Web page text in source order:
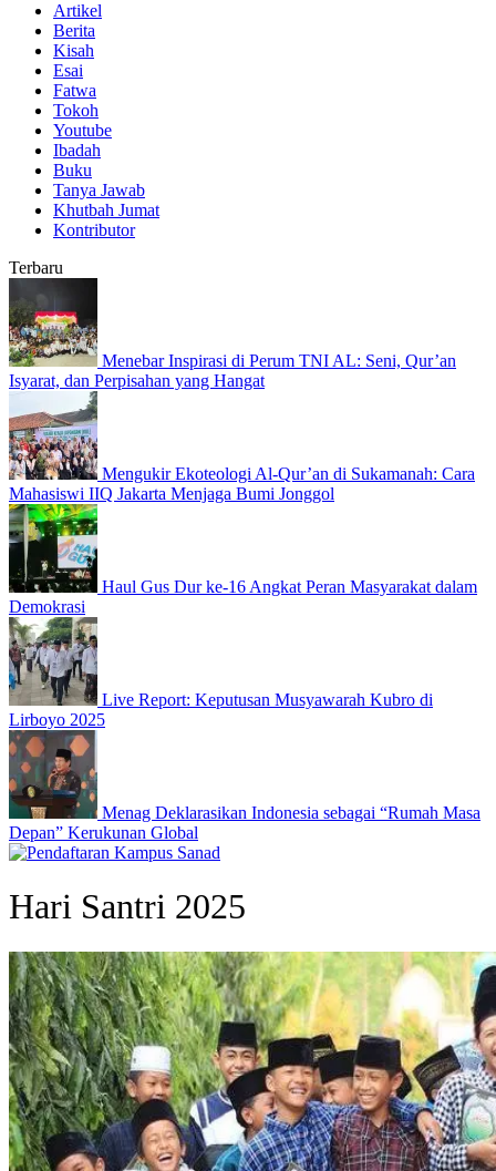
Artikel
Berita
Kisah
Esai
Fatwa
Tokoh
Youtube
Ibadah
Buku
Tanya Jawab
Khutbah Jumat
Kontributor
Terbaru
Menebar Inspirasi di Perum TNI AL: Seni, Qur’an
Isyarat, dan Perpisahan yang Hangat
Mengukir Ekoteologi Al-Qur’an di Sukamanah: Cara
Mahasiswi IIQ Jakarta Menjaga Bumi Jonggol
Haul Gus Dur ke-16 Angkat Peran Masyarakat dalam
Demokrasi
Live Report: Keputusan Musyawarah Kubro di
Lirboyo 2025
Menag Deklarasikan Indonesia sebagai “Rumah Masa
Depan” Kerukunan Global
Hari Santri 2025